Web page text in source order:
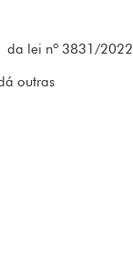
da lei nº 3831/2022
outras